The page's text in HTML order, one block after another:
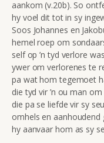
aankom (v.20b). So
hy voel dit tot in sy
Soos Johannes en
hemel roep om
self op ’n tyd verlore
ywer om verlorenes te
pa wat hom tegemoet
die tyd vir ’n ou man
die pa se liefde vir sy
omhels en
hy aanvaar hom as sy